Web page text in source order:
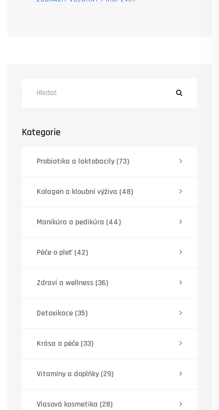
Kategorie
Probiotika a laktobacily(73)
Kolagen a kloubní výživa (48)
Manikúra a pedikúra (44)
Péče o pleť (42)
Zdraví a wellness (36)
Detoxikace (35)
Krása a péče (33)
Vitamíny a doplňky(29)
Vlasová kosmetika (28)